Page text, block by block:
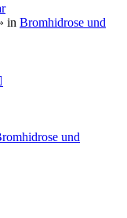
in Bromhidrose und
und